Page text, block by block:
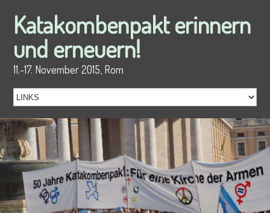
Katakombenpakt erinnern
und erneuern!
11.-17. November 2015, Rom